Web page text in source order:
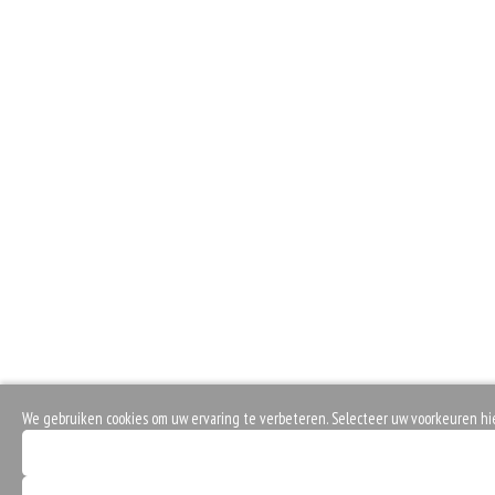
We gebruiken cookies om uw ervaring te verbeteren. Selecteer uw voorkeuren